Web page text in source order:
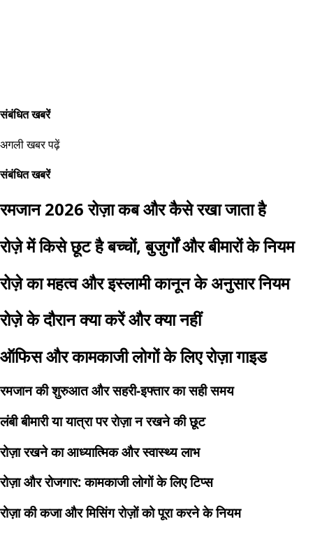
संबंधित खबरें
अगली खबर पढ़ें
संबंधित खबरें
रमजान 2026 रोज़ा कब और कैसे रखा जाता है
रोज़े में किसे छूट है बच्चों, बुजुर्गों और बीमारों के नियम
रोज़े का महत्व और इस्लामी कानून के अनुसार नियम
रोज़े के दौरान क्या करें और क्या नहीं
ऑफिस और कामकाजी लोगों के लिए रोज़ा गाइड
रमजान की शुरुआत और सहरी-इफ्तार का सही समय
लंबी बीमारी या यात्रा पर रोज़ा न रखने की छूट
रोज़ा रखने का आध्यात्मिक और स्वास्थ्य लाभ
रोज़ा और रोजगार: कामकाजी लोगों के लिए टिप्स
रोज़ा की कजा और मिसिंग रोज़ों को पूरा करने के नियम